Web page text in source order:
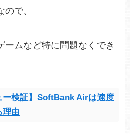
で、
ームなど特に問題なくでき
ー検証】SoftBank Airは速度
理由